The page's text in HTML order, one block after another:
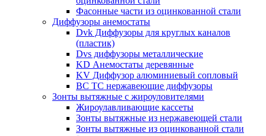
Фасонные части из оцинкованной стали
Диффузоры анемостаты
Dvk Диффузоры для круглых каналов
(пластик)
Dvs диффузоры металлические
KD Анемостаты деревянные
KV Диффузор алюминиевый сопловый
ВС ТС нержавеющие диффузоры
Зонты вытяжные с жироуловителями
Жироулавливающие кассеты
Зонты вытяжные из нержавеющей стали
Зонты вытяжные из оцинкованной стали